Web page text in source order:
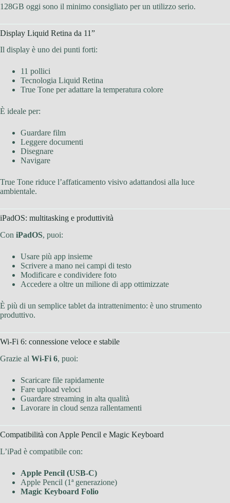
128GB oggi sono il minimo consigliato per un utilizzo serio.
Display Liquid Retina da 11”
Il display è uno dei punti forti:
11 pollici
Tecnologia Liquid Retina
True Tone per adattare la temperatura colore
È ideale per:
Guardare film
Leggere documenti
Disegnare
Navigare
True Tone riduce l’affaticamento visivo adattandosi alla luce
ambientale.
iPadOS: multitasking e produttività
Con iPadOS, puoi:
Usare più app insieme
Scrivere a mano nei campi di testo
Modificare e condividere foto
Accedere a oltre un milione di app ottimizzate
È più di un semplice tablet da intrattenimento: è uno strumento
produttivo.
Wi-Fi 6: connessione veloce e stabile
Grazie al Wi-Fi 6, puoi:
Scaricare file rapidamente
Fare upload veloci
Guardare streaming in alta qualità
Lavorare in cloud senza rallentamenti
Compatibilità con Apple Pencil e Magic Keyboard
L’iPad è compatibile con:
Apple Pencil (USB-C)
Apple Pencil (1ª generazione)
Magic Keyboard Folio